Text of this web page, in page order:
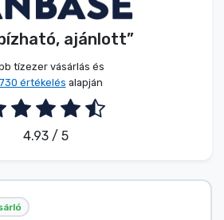
ajánlott”
tízezer vásárlás és
értékelés alapján
4.93 / 5